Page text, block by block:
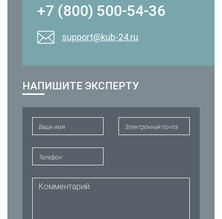
+7 (800) 500-54-36
support@kub-24.ru
НАПИШИТЕ ЭКСПЕРТУ